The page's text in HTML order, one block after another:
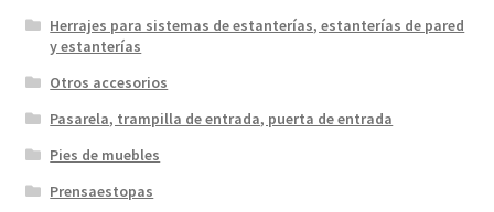
Herrajes para sistemas de estanterías, estanterías de pared
y estanterías
Otros accesorios
Pasarela, trampilla de entrada, puerta de entrada
Pies de muebles
Prensaestopas